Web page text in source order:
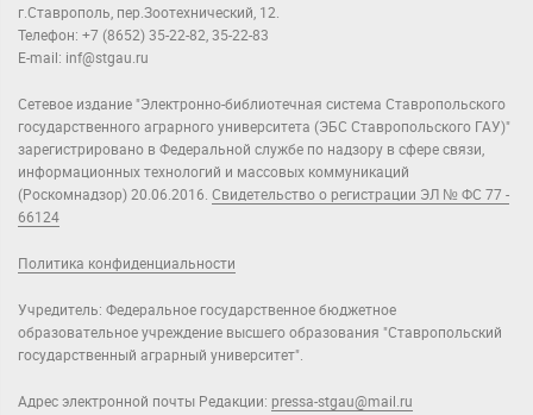
г.Ставрополь, пер.Зоотехнический, 12.
Телефон: +7 (8652) 35-22-82, 35-22-83
E-mail: inf@stgau.ru
Сетевое издание "Электронно-библиотечная система Ставропольского
государственного аграрного университета (ЭБС Ставропольского ГАУ)"
зарегистрировано в Федеральной службе по надзору в сфере связи,
информационных технологий и массовых коммуникаций
(Роскомнадзор) 20.06.2016. Свидетельство о регистрации ЭЛ № ФС 77 -
66124
Политика конфиденциальности
Учредитель: Федеральное государственное бюджетное
образовательное учреждение высшего образования "Ставропольский
государственный аграрный университет".
Адрес электронной почты Редакции: pressa-stgau@mail.ru